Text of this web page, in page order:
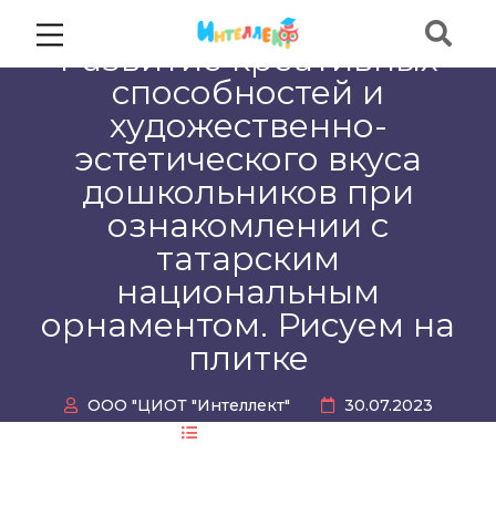
Развитие креативных
способностей и
художественно-
эстетического вкуса
дошкольников при
ознакомлении с
татарским
национальным
орнаментом. Рисуем на
плитке
ООО "ЦИОТ "Интеллект"
30.07.2023